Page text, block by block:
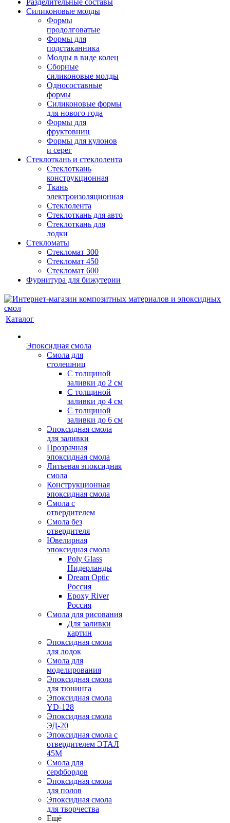
Разделительные составы
Силиконовые молды
Формы
продолговатые
Формы для
подстаканника
Молды в виде колец
Сборные
силиконовые молды
Односоставные
формы
Силиконовые формы
для нового года
Формы для
фруктовниц
Формы для кулонов
и серег
Стеклоткань и стеклолента
Стеклоткань
конструкционная
Ткань
электроизоляционная
Стеклолента
Стеклоткань для авто
Стеклоткань для
лодки
Стекломаты
Стекломат 300
Стекломат 450
Стекломат 600
Фурнитура для бижутерии
Каталог
Эпоксидная смола
Смола для
столешниц
С толщиной
заливки до 2 см
С толщиной
заливки до 4 см
С толщиной
заливки до 6 см
Эпоксидная смола
для заливки
Прозрачная
эпоксидная смола
Литьевая эпоксидная
смола
Конструкционная
эпоксидная смола
Смола с
отвердителем
Смола без
отвердителя
Ювелирная
эпоксидная смола
Poly Glass
Нидерланды
Dream Optic
Россия
Epoxy River
Россия
Смола для рисования
Для заливки
картин
Эпоксидная смола
для лодок
Смола для
моделирования
Эпоксидная смола
для тюнинга
Эпоксидная смола
YD-128
Эпоксидная смола
ЭД-20
Эпоксидная смола с
отвердителем ЭТАЛ
45М
Смола для
серфбордов
Эпоксидная смола
для полов
Эпоксидная смола
для творчества
Ещё